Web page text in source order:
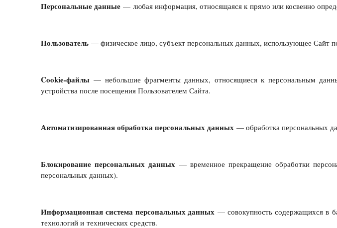
Персональные данные — любая информация, относящаяся к прямо или косвенно
Пользователь — физическое лицо, субъект персональных данных, использующее Сайт
Cookie-файлы — небольшие фрагменты данных, относящиеся к персональным
устройства после посещения Пользователем Сайта.
Автоматизированная обработка персональных данных — обработка персональных
Блокирование персональных данных — временное прекращение обработки
персональных данных).
Информационная система персональных данных — совокупность содержащихся в
технологий и технических средств.